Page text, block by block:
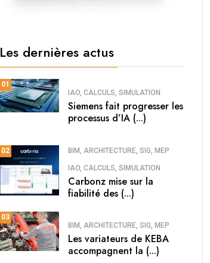
Les dernières actus
01
IAO, CALCULS, SIMULATION
Siemens fait progresser les
processus d’IA (...)
02 BIM, ARCHITECTURE, SIG, MEP
IAO, CALCULS, SIMULATION
Carbonz mise sur la
fiabilité des (...)
03
BIM, ARCHITECTURE, SIG, MEP
Les variateurs de KEBA
accompagnent la (...)